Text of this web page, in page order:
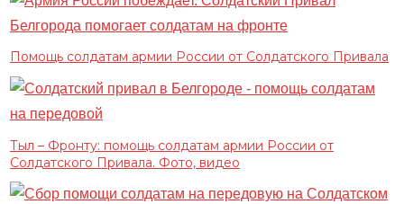
Помощь солдатам армии России от Солдатского Привала
Тыл – Фронту: помощь солдатам армии России от
Солдатского Привала. Фото, видео